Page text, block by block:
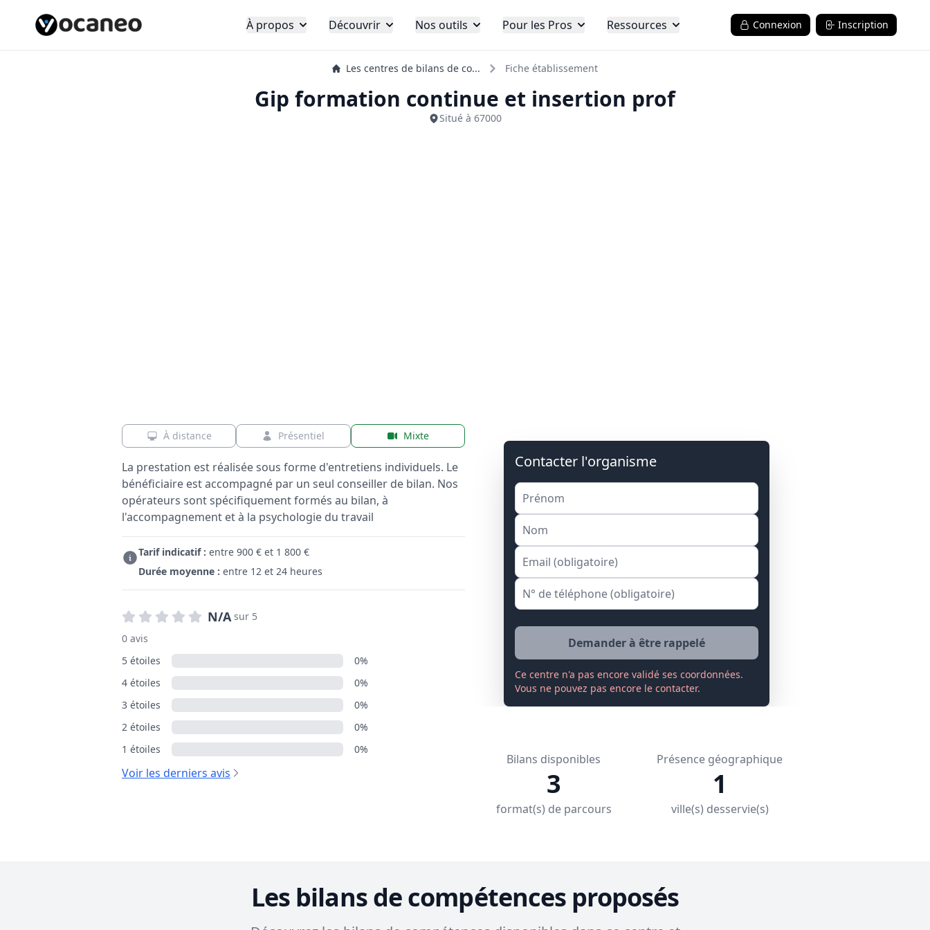
À propos Découvrir Nos outils Pour les Pros Ressources Connexion Inscription
Les centres de bilans de co... Fiche établissement
Gip formation continue et insertion prof
Situé à 67000
À distance Présentiel Mixte
La prestation est réalisée sous forme d'entretiens individuels. Le
bénéficiaire est accompagné par un seul conseiller de bilan. Nos
opérateurs sont spécifiquement formés au bilan, à
l'accompagnement et à la psychologie du travail
Tarif indicatif : entre 900 € et 1 800 €
Durée moyenne : entre 12 et 24 heures
N/A sur 5
0 avis
5 étoiles
0%
4 étoiles
0%
3 étoiles
0%
2 étoiles
0%
1 étoiles
0%
Voir les derniers avis
Contacter l'organisme
Demander à être rappelé
Ce centre n'a pas encore validé ses coordonnées.
Vous ne pouvez pas encore le contacter.
Bilans disponibles
3
format(s) de parcours
Présence géographique
1
ville(s) desservie(s)
Les bilans de compétences proposés